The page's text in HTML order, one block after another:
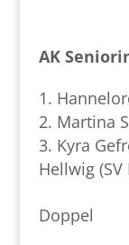
AK
Martina
Kyra
Hellwig
Doppel